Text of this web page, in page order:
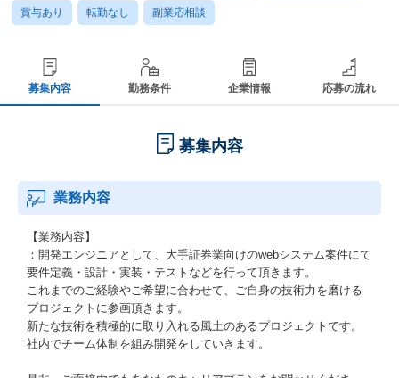
賞与あり 転勤なし 副業応相談
募集内容 勤務条件 企業情報 応募の流れ
募集内容
業務内容
【業務内容】
：開発エンジニアとして、大手証券業向けのwebシステム案件にて
要件定義・設計・実装・テストなどを行って頂きます。
これまでのご経験やご希望に合わせて、ご自身の技術力を磨ける
プロジェクトに参画頂きます。
新たな技術を積極的に取り入れる風土のあるプロジェクトです。
社内でチーム体制を組み開発をしていきます。